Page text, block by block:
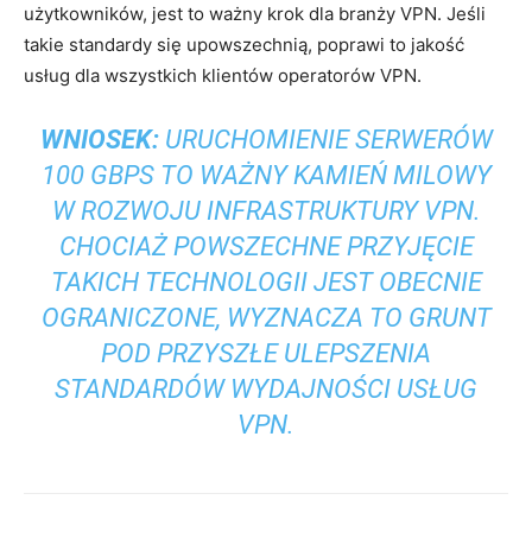
użytkowników, jest to ważny krok dla branży VPN. Jeśli
takie standardy się upowszechnią, poprawi to jakość
usług dla wszystkich klientów operatorów VPN.
WNIOSEK:URUCHOMIENIE SERWERÓW
100 GBPS TO WAŻNY KAMIEŃ MILOWY
W ROZWOJU INFRASTRUKTURY VPN.
CHOCIAŻ POWSZECHNE PRZYJĘCIE
TAKICH TECHNOLOGII JEST OBECNIE
OGRANICZONE, WYZNACZA TO GRUNT
POD PRZYSZŁE ULEPSZENIA
STANDARDÓW WYDAJNOŚCI USŁUG
VPN.